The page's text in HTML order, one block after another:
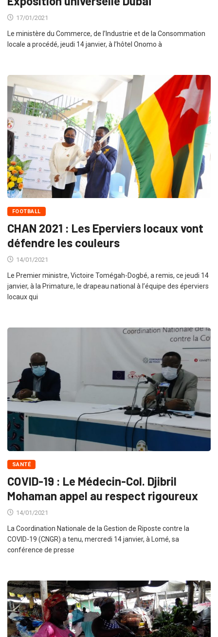
17/01/2021
Le ministère du Commerce, de l’Industrie et de la Consommation
locale a procédé, jeudi 14 janvier, à l’hôtel Onomo à
FOOTBALL
CHAN 2021 : Les Eperviers locaux vont
défendre les couleurs
14/01/2021
Le Premier ministre, Victoire Tomégah-Dogbé, a remis, ce jeudi 14
janvier, à la Primature, le drapeau national à l’équipe des éperviers
locaux qui
SANTÉ
COVID-19 : Le Médecin-Col. Djibril
Mohaman appel au respect rigoureux
14/01/2021
La Coordination Nationale de la Gestion de Riposte contre la
COVID-19 (CNGR) a tenu, mercredi 14 janvier, à Lomé, sa
conférence de presse